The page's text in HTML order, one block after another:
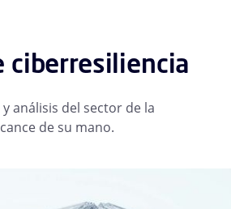
ciberresiliencia
análisis del sector de la
de su mano.